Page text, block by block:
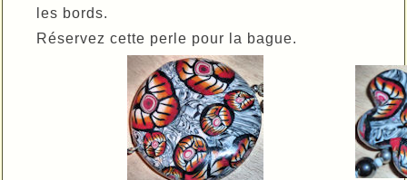
les bords.
Réservez cette perle pour la bague.